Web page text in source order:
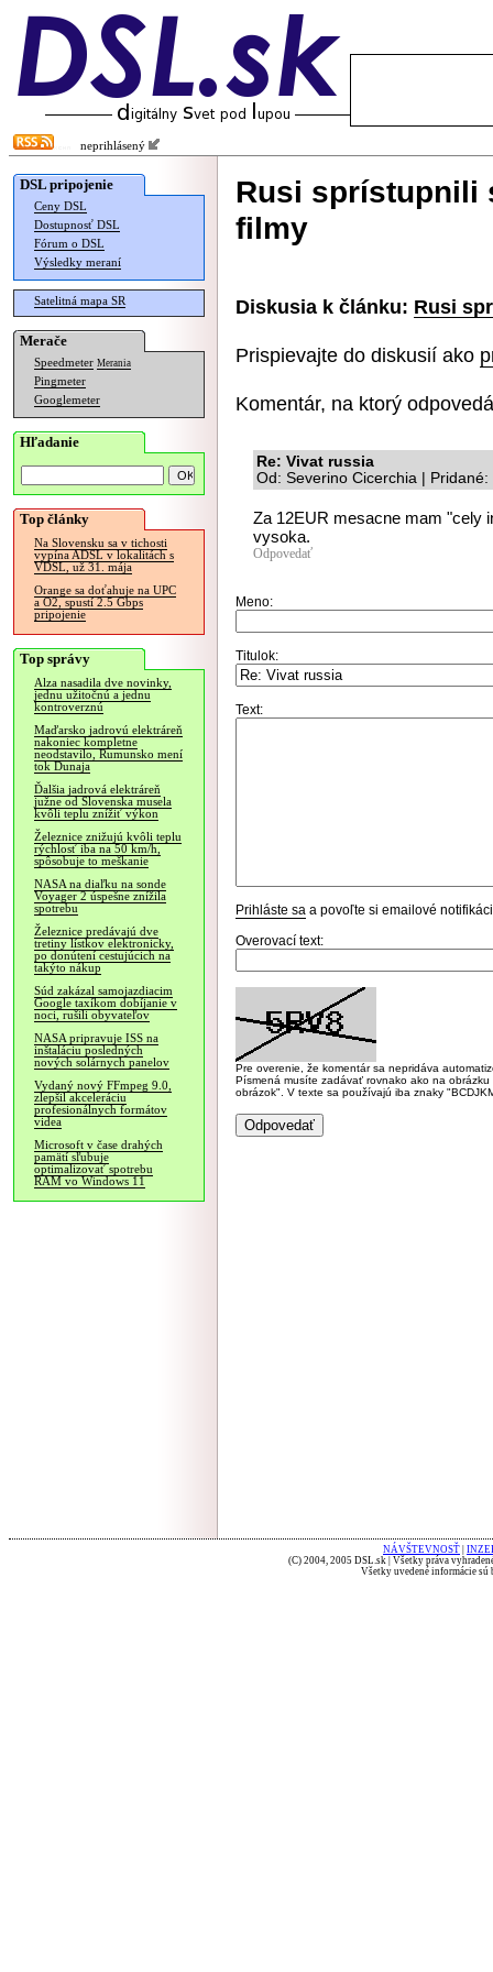
neprihlásený
DSL pripojenie
Ceny DSL
Dostupnosť DSL
Fórum o DSL
Výsledky meraní
Satelitná mapa SR
Merače
Speedmeter Merania
Pingmeter
Googlemeter
Hľadanie
Top články
Na Slovensku sa v tichosti
vypína ADSL v lokalitách s
VDSL, už 31. mája
Orange sa doťahuje na UPC
a O2, spustí 2.5 Gbps
pripojenie
Top správy
Alza nasadila dve novinky,
jednu užitočnú a jednu
kontroverznú
Maďarsko jadrovú elektráreň
nakoniec kompletne
neodstavilo, Rumunsko mení
tok Dunaja
Ďalšia jadrová elektráreň
južne od Slovenska musela
kvôli teplu znížiť výkon
Železnice znižujú kvôli teplu
rýchlosť iba na 50 km/h,
spôsobuje to meškanie
NASA na diaľku na sonde
Voyager 2 úspešne znížila
spotrebu
Železnice predávajú dve
tretiny lístkov elektronicky,
po donútení cestujúcich na
takýto nákup
Súd zakázal samojazdiacim
Google taxíkom dobíjanie v
noci, rušili obyvateľov
NASA pripravuje ISS na
inštaláciu posledných
nových solárnych panelov
Vydaný nový FFmpeg 9.0,
zlepšil akceleráciu
profesionálnych formátov
videa
Microsoft v čase drahých
pamätí sľubuje
optimalizovať spotrebu
RAM vo Windows 11
Rusi sprístupnili
filmy
Diskusia k článku: Rusi
Prispievajte do diskusií ako
Komentár, na ktorý
Re: Vivat russia
Od: Severino Cicerchia |
Za 12EUR mesacne mam "cely
vysoka.
Odpovedať
Meno:
Titulok:
Text:
Prihláste sa a povoľte si emailové
Overovací text:
Pre overenie, že komentár sa nepridáva
Písmená musíte zadávať rovnako ako na
obrázok". V texte sa používajú iba znaky
NÁVŠTEVNOSŤ
(C) 2004, 2005 DSL.sk | Všetky práva
Všetky uvedené informácie sú